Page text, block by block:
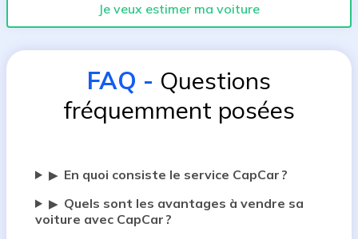
Je veux estimer ma voiture
FAQ - Questions
fréquemment posées
▶ En quoi consiste le service CapCar ?
▶ Quels sont les avantages à vendre sa
voiture avec CapCar ?